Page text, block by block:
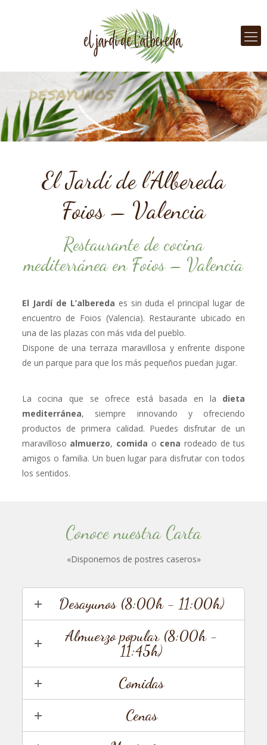
El Jardí de l’Albereda
Foios – Valencia
Restaurante de cocina
mediterránea en Foios – Valencia
El Jardí de L’albereda es sin duda el principal lugar de
encuentro de Foios (Valencia). Restaurante ubicado en
una de las plazas con más vida del pueblo.
Dispone de una terraza maravillosa y enfrente dispone
de un parque para que los más pequeños puedan jugar.
La cocina que se ofrece está basada en la dieta
mediterránea, siempre innovando y ofreciendo
productos de primera calidad. Puedes disfrutar de un
maravilloso almuerzo, comida o cena rodeado de tus
amigos o familia. Un buen lugar para disfrutar con todos
los sentidos.
Conoce nuestra Carta
«Disponemos de postres caseros»
Desayunos (8:00h - 11:00h)
Almuerzo popular (8:00h -
11:45h)
Comidas
Cenas